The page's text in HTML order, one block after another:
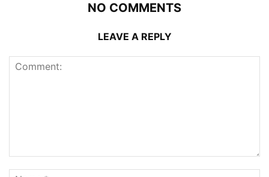
NO COMMENTS
LEAVE A REPLY